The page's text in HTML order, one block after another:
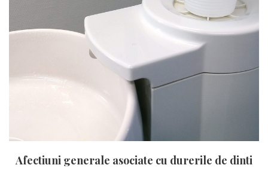
Afectiuni generale asociate cu durerile de dinti